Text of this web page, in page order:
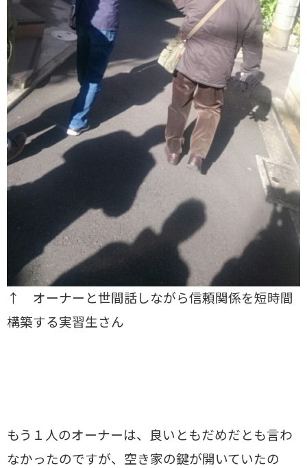
↑ オーナーと世間話しながら信頼関係を短時間
構築する実習生さん
もう１人のオーナーは、良いともだめだとも言わ
なかったのですが、空き家の鍵が開いていたの